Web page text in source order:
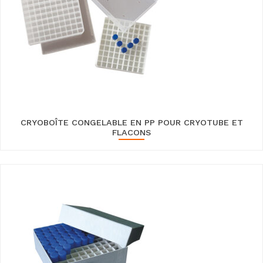
CRYOBOÎTE CONGELABLE EN PP POUR CRYOTUBE ET
FLACONS